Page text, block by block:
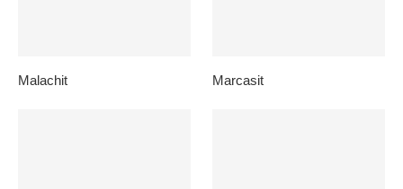
Malachit Marcasit